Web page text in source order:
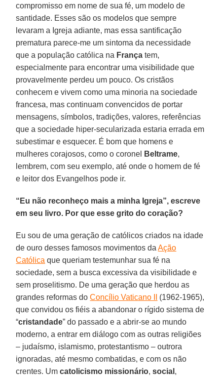
compromisso em nome de sua fé, um modelo de
santidade. Esses são os modelos que sempre
levaram a Igreja adiante, mas essa santificação
prematura parece-me um sintoma da necessidade
que a população católica na França tem,
especialmente para encontrar uma visibilidade que
provavelmente perdeu um pouco. Os cristãos
conhecem e vivem como uma minoria na sociedade
francesa, mas continuam convencidos de portar
mensagens, símbolos, tradições, valores, referências
que a sociedade hiper-secularizada estaria errada em
subestimar e esquecer. É bom que homens e
mulheres corajosos, como o coronel
Beltrame,
lembrem, com seu exemplo, até onde o homem de fé
e leitor dos Evangelhos pode ir.
“Eu não reconheço mais a minha Igreja”, escreve
em seu livro. Por que esse grito do coração?
Eu sou de uma geração de católicos criados na idade
de ouro desses famosos movimentos daAção
Católica que queriam testemunhar sua fé na
sociedade, sem a busca excessiva da visibilidade e
sem proselitismo. De uma geração que herdou as
grandes reformas doConcílio Vaticano II
(1962-1965),
que convidou os fiéis a abandonar o rígido sistema de
“cristandade” do passado e a abrir-se ao mundo
moderno, a entrar em diálogo com as outras religiões
– judaísmo, islamismo, protestantismo – outrora
ignoradas, até mesmo combatidas, e com os não
crentes. Um catolicismo missionário,social ,